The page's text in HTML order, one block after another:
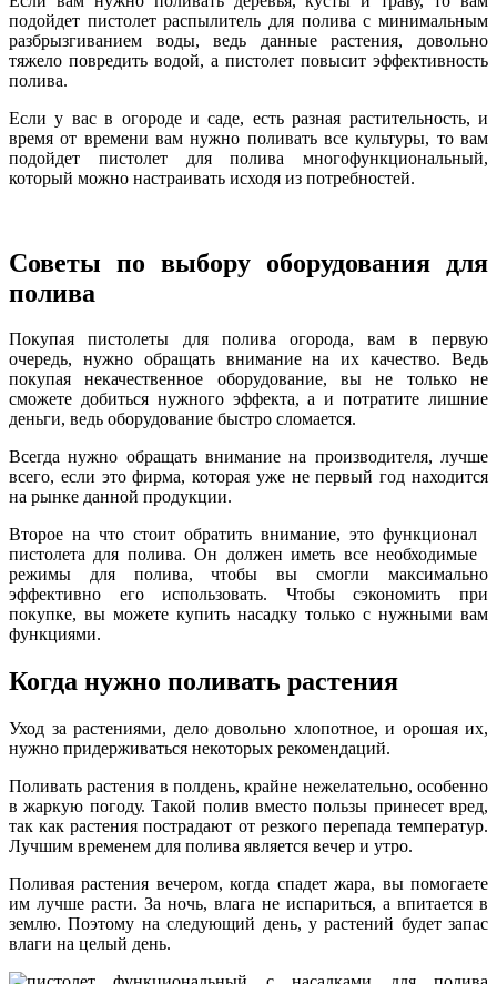
подойдет пистолет распылитель для полива с минимальным
разбрызгиванием воды, ведь данные растения, довольно
тяжело повредить водой, а пистолет повысит эффективность
полива.
Если у вас в огороде и саде, есть разная растительность, и
время от времени вам нужно поливать все культуры, то вам
подойдет пистолет для полива многофункциональный,
который можно настраивать исходя из потребностей.
Советы по выбору оборудования для
полива
Покупая пистолеты для полива огорода, вам в первую
очередь, нужно обращать внимание на их качество. Ведь
покупая некачественное оборудование, вы не только не
сможете добиться нужного эффекта, а и потратите лишние
деньги, ведь оборудование быстро сломается.
Всегда нужно обращать внимание на производителя, лучше
всего, если это фирма, которая уже не первый год находится
на рынке данной продукции.
Второе на что стоит обратить внимание, это функционал
пистолета для полива. Он должен иметь все необходимые
режимы для полива, чтобы вы смогли максимально
эффективно его использовать. Чтобы сэкономить при
покупке, вы можете купить насадку только с нужными вам
функциями.
Когда нужно поливать растения
Уход за растениями, дело довольно хлопотное, и орошая их,
нужно придерживаться некоторых рекомендаций.
Поливать растения в полдень, крайне нежелательно, особенно
в жаркую погоду. Такой полив вместо пользы принесет вред,
так как растения пострадают от резкого перепада температур.
Лучшим временем для полива является вечер и утро.
Поливая растения вечером, когда спадет жара, вы помогаете
им лучше расти. За ночь, влага не испариться, а впитается в
землю. Поэтому на следующий день, у растений будет запас
влаги на целый день.